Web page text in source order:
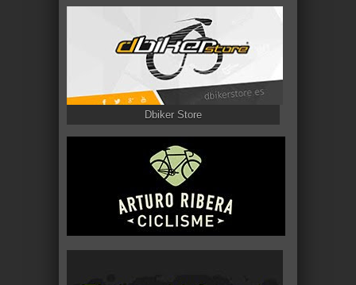
Dbiker Store